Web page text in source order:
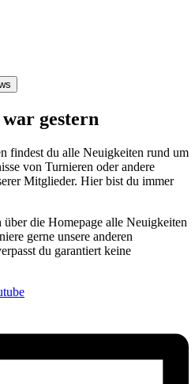
gestern
findest du alle Neuigkeiten rund um
von Turnieren oder andere
Mitglieder. Hier bist du immer
die Homepage alle Neuigkeiten
gerne unsere anderen
du garantiert keine